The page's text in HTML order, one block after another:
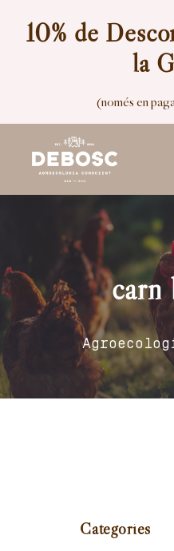
10% de
la
(només en
Nosaltres
Carret
carn
Categories